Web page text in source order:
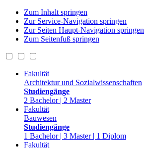
Zum Inhalt springen
Zur Service-Navigation springen
Zur Seiten Haupt-Navigation springen
Zum Seitenfuß springen
Fakultät
Architektur und Sozialwissenschaften
Studiengänge
2 Bachelor | 2 Master
Fakultät
Bauwesen
Studiengänge
1 Bachelor | 3 Master | 1 Diplom
Fakultät